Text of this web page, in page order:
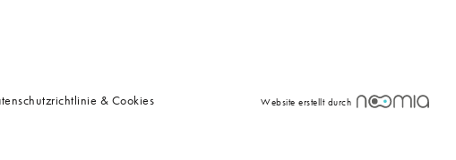
& Cookies Website erstellt durch